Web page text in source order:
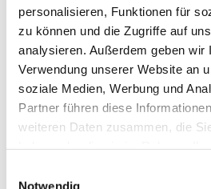
personalisieren, Funktionen für
zu können und die Zugriffe auf
analysieren. Außerdem geben wir
Verwendung unserer Website an
soziale Medien, Werbung und
Partner führen diese
weiteren Daten zusammen, die
Notwendig